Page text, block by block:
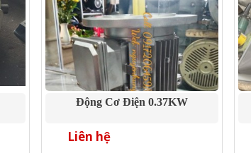
Động Cơ Điện 0.37KW
Liên hệ